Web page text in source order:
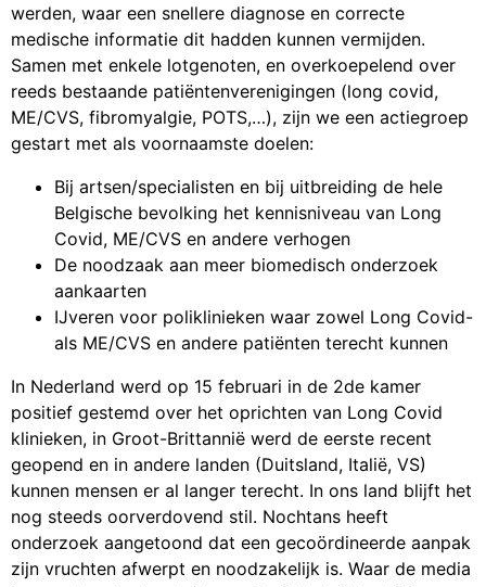
werden, waar een snellere diagnose en correcte
medische informatie dit hadden kunnen vermijden.
Samen met enkele lotgenoten, en overkoepelend over
reeds bestaande patiëntenverenigingen (long covid,
ME/CVS, fibromyalgie, POTS,…), zijn we een actiegroep
gestart met als voornaamste doelen:
Bij artsen/specialisten en bij uitbreiding de hele
Belgische bevolking het kennisniveau van Long
Covid, ME/CVS en andere verhogen
De noodzaak aan meer biomedisch onderzoek
aankaarten
IJveren voor poliklinieken waar zowel Long Covid-
als ME/CVS en andere patiënten terecht kunnen
In Nederland werd op 15 februari in de 2de kamer
positief gestemd over het oprichten van Long Covid
klinieken, in Groot-Brittannië werd de eerste recent
geopend en in andere landen (Duitsland, Italië, VS)
kunnen mensen er al langer terecht. In ons land blijft het
nog steeds oorverdovend stil. Nochtans heeft
onderzoek aangetoond dat een gecoördineerde aanpak
zijn vruchten afwerpt en noodzakelijk is. Waar de media